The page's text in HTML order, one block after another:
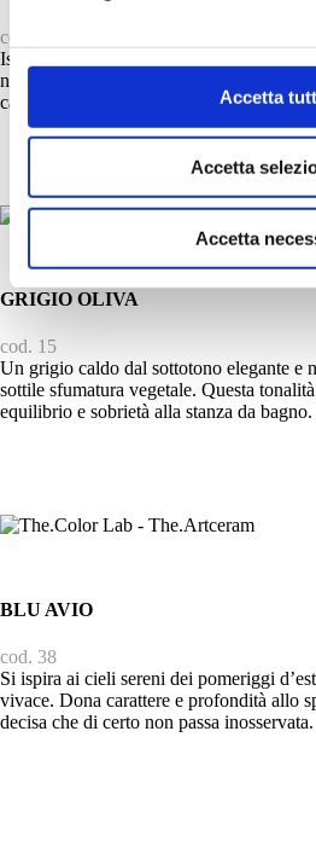
Accetta
Accetta
Accetta
cod. 41
Ispirato alle terra di Matera, questo tono
naturale, conferendo agli spazi una
capace di armonizzarsi con materiali
GRIGIO OLIVA
cod. 15
Un grigio caldo dal sottotono elegante e
sottile sfumatura vegetale. Questa
equilibrio e sobrietà alla stanza da bagno.
BLU AVIO
cod. 38
Si ispira ai cieli sereni dei pomeriggi
vivace. Dona carattere e profondità allo
decisa che di certo non passa inosservata.